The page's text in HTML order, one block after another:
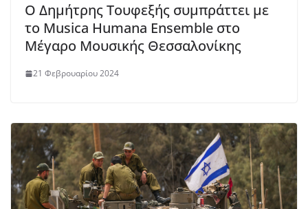
Ο Δημήτρης Τουφεξής συμπράττει με
το Musica Humana Ensemble στο
Μέγαρο Μουσικής Θεσσαλονίκης
21 Φεβρουαρίου 2024